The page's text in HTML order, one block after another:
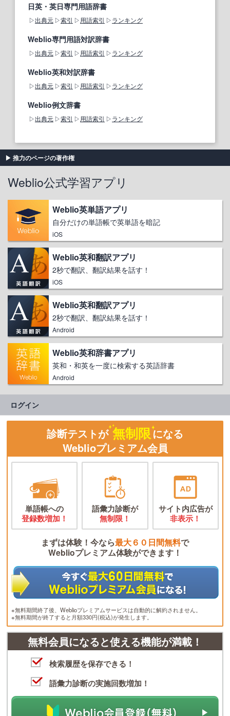
日英・英日専門用語辞書
出典元 索引 用語索引 ランキング
Weblio専門用語対訳辞書
出典元 索引 用語索引 ランキング
Weblio英和対訳辞書
出典元 索引 用語索引 ランキング
Weblio例文辞書
出典元 索引 用語索引 ランキング
推力のページの著作権
Weblio公式学習アプリ
Weblio英単語アプリ
自分だけの単語帳で英単語を暗記
iOS
Weblio英和翻訳アプリ
2秒で翻訳、翻訳結果を話す！
iOS
Weblio英和翻訳アプリ
2秒で翻訳、翻訳結果を話す！
Android
Weblio英和辞書アプリ
英和・和英を一度に検索する英語辞書
Android
ログイン
診断テストが 無制限になる
Weblioプレミアム会員
単語帳への
登録数増加！
語彙力診断が
無制限！
サイト内広告が
非表示！
まずは体験！今なら最大６０日間無料で
Weblioプレミアム体験ができます！
※無料期間終了後、Weblioプレミアムサービスは自動的に解約されません。
※無料期間が終了すると月額330円(税込)が発生します。
無料会員になると使える機能が満載！
検索履歴を保存できる！
語彙力診断の実施回数増加！